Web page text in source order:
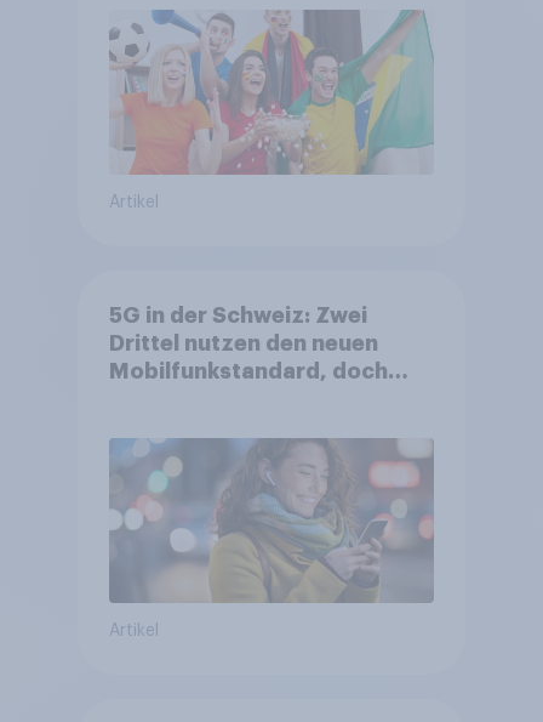
Artikel
5G in der Schweiz: Zwei
Drittel nutzen den neuen
Mobilfunkstandard, doch
Artikel